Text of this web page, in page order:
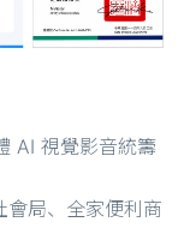
AI 視覺影音統籌
會局、全家便利商